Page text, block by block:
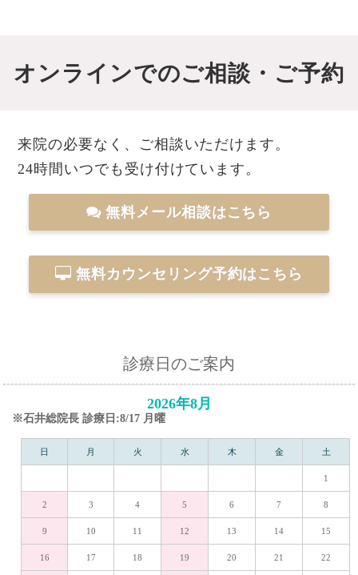
オンラインでのご相談・ご予約
来院の必要なく、ご相談いただけます。
24時間いつでも受け付けています。
無料メール相談はこちら
無料カウンセリング予約はこちら
診療日のご案内
2026年8月
※石井総院長 診療日:8/17 月曜
日 月 火 水 木 金 土
1
2 3 4 5 6 7 8
9 10 11 12 13 14 15
16 17 18 19 20 21 22